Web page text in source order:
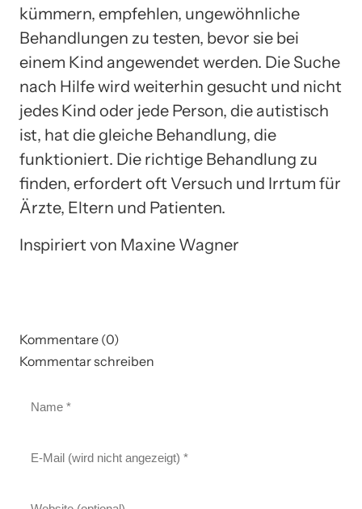
kümmern, empfehlen, ungewöhnliche
Behandlungen zu testen, bevor sie bei
einem Kind angewendet werden. Die Suche
nach Hilfe wird weiterhin gesucht und nicht
jedes Kind oder jede Person, die autistisch
ist, hat die gleiche Behandlung, die
funktioniert. Die richtige Behandlung zu
finden, erfordert oft Versuch und Irrtum für
Ärzte, Eltern und Patienten.
Inspiriert von Maxine Wagner
Kommentare (0)
Kommentar schreiben